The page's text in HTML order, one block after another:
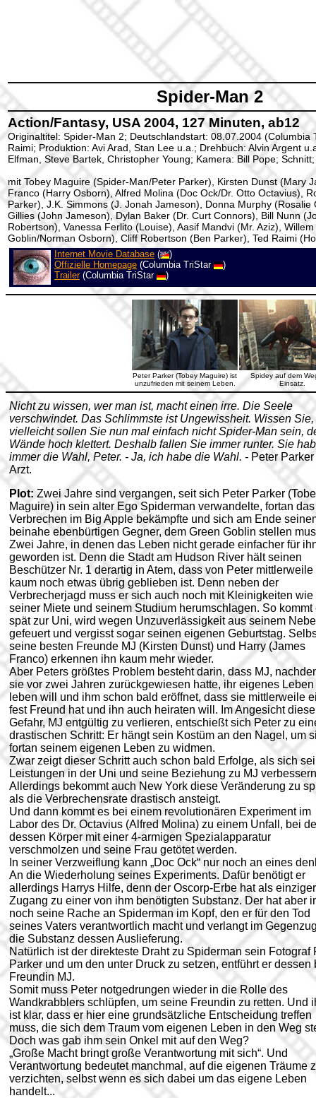
Spider-Man 2
Action/Fantasy, USA 2004, 127 Minuten, ab12
Originaltitel: Spider-Man 2; Deutschlandstart: 08.07.2004 (Columbia
Raimi; Produktion: Avi Arad, Stan Lee u.a.; Drehbuch: Alvin Argent
Elfman, Steve Bartek, Christopher Young; Kamera: Bill Pope;
mit Tobey Maguire (Spider-Man/Peter Parker), Kirsten Dunst (Mary
Franco (Harry Osborn), Alfred Molina (Doc Ock/Dr. Otto Octavius),
Parker), J.K. Simmons (J. Jonah Jameson), Donna Murphy (Rosalie
Gillies (John Jameson), Dylan Baker (Dr. Curt Connors), Bill Nunn
Robertson), Vanessa Ferlito (Louise), Aasif Mandvi (Mr. Aziz),
Goblin/Norman Osborn), Cliff Robertson (Ben Parker), Ted Raimi
Internet Movie Database (
)
Offizielle Homepage (Columbia TriStar
)
Trailer(Columbia TriStar )
Peter Parker (Tobey Maguire) ist
unzufrieden mit seinem Leben.
Spidey auf dem
Einsatz.
Nicht zu wissen, wer man ist, macht einen irre. Die Seele
verschwindet. Das Schlimmste ist Ungewissheit. Wissen Sie,
vielleicht sollen Sie nun mal einfach nicht Spider-Man sein,
Wände hoch klettert. Deshalb fallen Sie immer runter. Sie
immer die Wahl, Peter. - Ja, ich habe die Wahl. - Peter
Arzt.
Plot: Zwei Jahre sind vergangen, seit sich Peter Parker
Maguire) in sein alter Ego Spiderman verwandelte, fortan das
Verbrechen im Big Apple bekämpfte und sich am Ende
beinahe ebenbürtigen Gegner, dem Green Goblin stellen
Zwei Jahre, in denen das Leben nicht gerade einfacher für
geworden ist. Denn die Stadt am Hudson River hält seinen
Beschützer Nr. 1 derartig in Atem, dass von Peter mittlerweile
kaum noch etwas übrig geblieben ist. Denn neben der
Verbrecherjagd muss er sich auch noch mit Kleinigkeiten wie
seiner Miete und seinem Studium herumschlagen. So kommt
spät zur Uni, wird wegen Unzuverlässigkeit aus seinem
gefeuert und vergisst sogar seinen eigenen Geburtstag.
seine besten Freunde MJ (Kirsten Dunst) und Harry (James
Franco) erkennen ihn kaum mehr wieder.
Aber Peters größtes Problem besteht darin, dass MJ,
sie vor zwei Jahren zurückgewiesen hatte, ihr eigenes Leben
leben will und ihm schon bald eröffnet, dass sie mittlerweile
fest Freund hat und ihn auch heiraten will. Im Angesicht
Gefahr, MJ entgültig zu verlieren, entschießt sich Peter zu
drastischen Schritt: Er hängt sein Kostüm an den Nagel, um
fortan seinem eigenen Leben zu widmen.
Zwar zeigt dieser Schritt auch schon bald Erfolge, als sich
Leistungen in der Uni und seine Beziehung zu MJ
Allerdings bekommt auch New York diese Veränderung zu
als die Verbrechensrate drastisch ansteigt.
Und dann kommt es bei einem revolutionären Experiment im
Labor des Dr. Octavius (Alfred Molina) zu einem Unfall, bei
dessen Körper mit einer 4-armigen Spezialapparatur
verschmolzen und seine Frau getötet werden.
In seiner Verzweiflung kann „Doc Ock“ nur noch an eines
An die Wiederholung seines Experiments. Dafür benötigt er
allerdings Harrys Hilfe, denn der Oscorp-Erbe hat als einziger
Zugang zu einer von ihm benötigten Substanz. Der hat aber
noch seine Rache an Spiderman im Kopf, den er für den Tod
seines Vaters verantwortlich macht und verlangt im
die Substanz dessen Auslieferung.
Natürlich ist der direkteste Draht zu Spiderman sein Fotograf
Parker und um den unter Druck zu setzen, entführt er dessen
Freundin MJ.
Somit muss Peter notgedrungen wieder in die Rolle des
Wandkrabblers schlüpfen, um seine Freundin zu retten. Und
ist klar, dass er hier eine grundsätzliche Entscheidung treffen
muss, die sich dem Traum vom eigenen Leben in den Weg
Doch was gab ihm sein Onkel mit auf den Weg?
„Große Macht bringt große Verantwortung mit sich“. Und
Verantwortung bedeutet manchmal, auf die eigenen Träume
verzichten, selbst wenn es sich dabei um das eigene Leben
handelt...